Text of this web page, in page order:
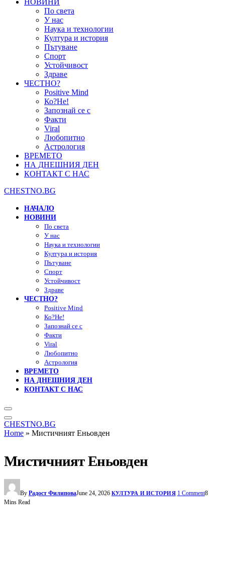
По света
У нас
Наука и технологии
Култура и история
Пътуване
Спорт
Устойчивост
Здраве
ЧЕСТНО?
Positive Mind
Ко?Не!
Запознай се с
Факти
Viral
Любопитно
Астрология
ВРЕМЕТО
НА ДНЕШНИЯ ДЕН
КОНТАКТ С НАС
CHESTNO.BG
НАЧАЛО
НОВИНИ
По света
У нас
Наука и технологии
Култура и история
Пътуване
Спорт
Устойчивост
Здраве
ЧЕСТНО?
Positive Mind
Ко?Не!
Запознай се с
Факти
Viral
Любопитно
Астрология
ВРЕМЕТО
НА ДНЕШНИЯ ДЕН
КОНТАКТ С НАС
CHESTNO.BG
Home » Мистичният Eньовден
Мистичният Eньовден
By Радост ФилиповаJune 24, 2026 КУЛТУРА И ИСТОРИЯ 1 Comment8
Mins Read